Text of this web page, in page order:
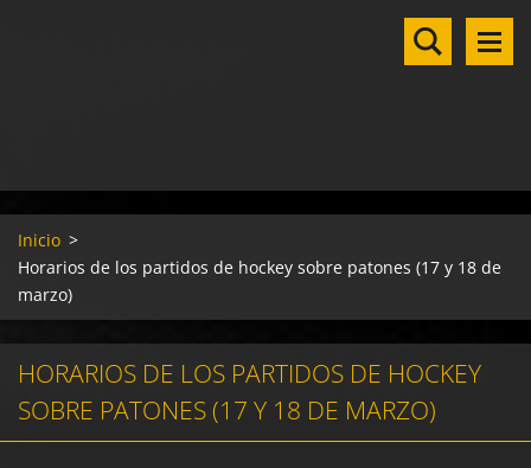
Inicio >
Horarios de los partidos de hockey sobre patones (17 y 18 de
marzo)
HORARIOS DE LOS PARTIDOS DE HOCKEY
SOBRE PATONES (17 Y 18 DE MARZO)